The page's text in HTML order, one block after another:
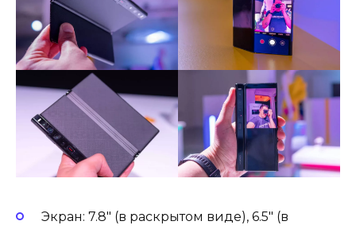
Экран: 7.8″ (в раскрытом виде), 6.5″ (в